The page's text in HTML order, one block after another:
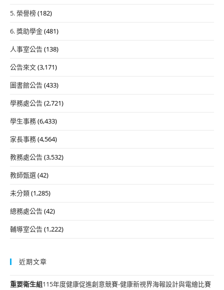
5. 榮譽榜(182)
6. 獎助學金(481)
人事室公告(138)
公告來文(3,171)
圖書館公告(433)
學務處公告(2,721)
學生事務(6,433)
家長事務(4,564)
教務處公告(3,532)
教師甄選(42)
未分類(1,285)
總務處公告(42)
輔導室公告(1,222)
近期文章
重要衛生組115年度健康促進創意競賽-健康新視界海報設計與電繪比賽